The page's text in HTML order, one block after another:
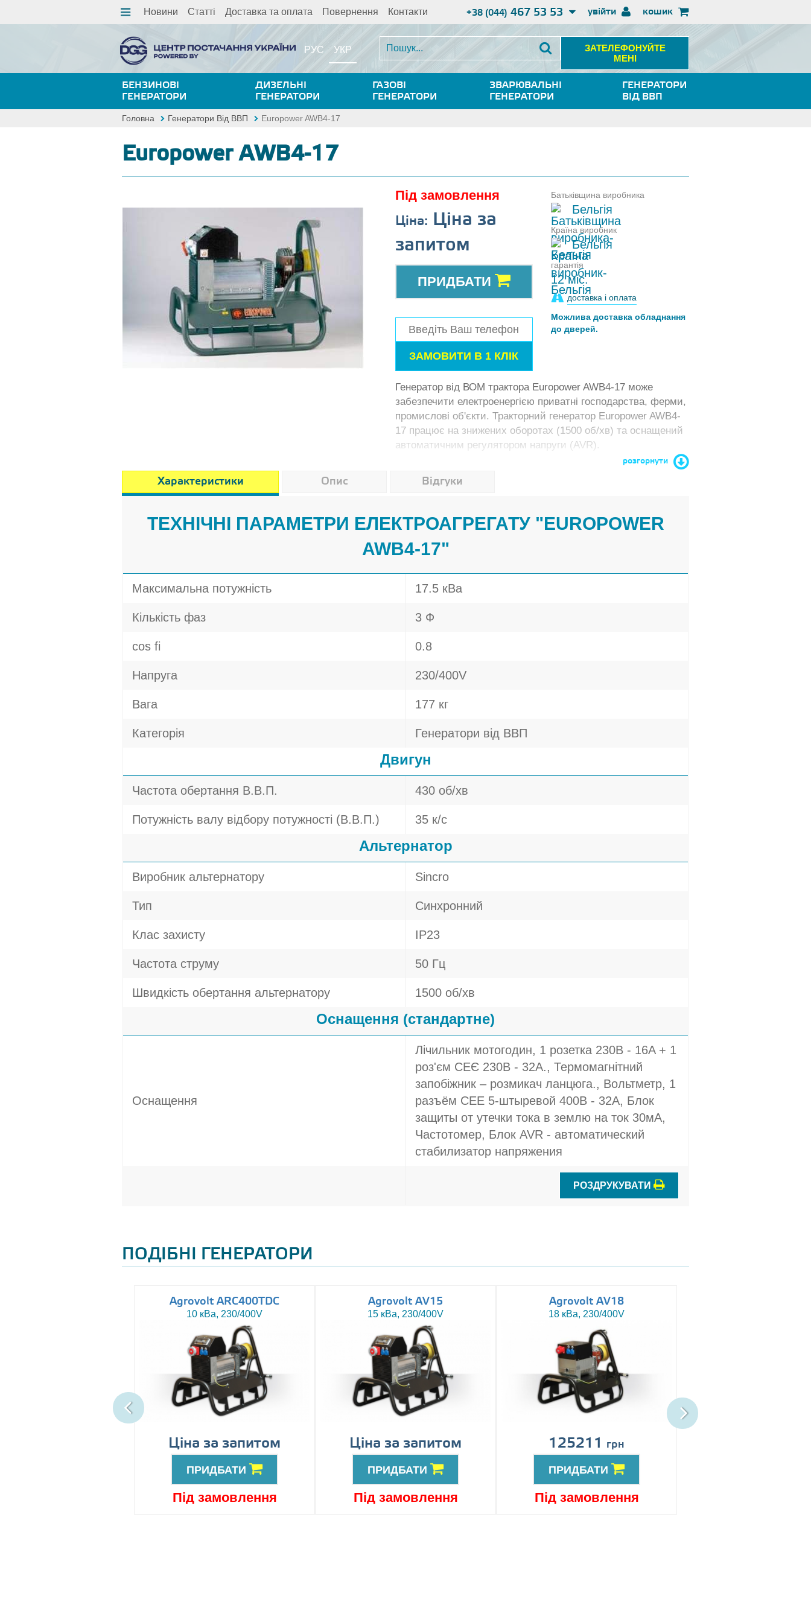
Новини Статті Доставка та оплата Повернення Контакти увійти
+38 (044) 467 53 53 кошик
РУС УКР
ЗАТЕЛЕФОНУЙТЕ
МЕНІ
БЕНЗИНОВІ
ГЕНЕРАТОРИ
ДИЗЕЛЬНІ
ГЕНЕРАТОРИ
ГАЗОВІ
ГЕНЕРАТОРИ
ЗВАРЮВАЛЬНІ
ГЕНЕРАТОРИ
ГЕНЕРАТОРИ
ВІД ВВП
Головна Генератори Від ВВП Europower AWB4-17
Europower AWB4-17
Під замовлення
Ціна: Ціна за
запитом
ПРИДБАТИ
Батьківщина виробника
Бельгія
Країна виробник
Бельгія
гарантія
12 міс.
доставка і оплата
Можлива доставка обладнання
до дверей.
Генератор від ВОМ трактора Europower AWB4-17 може
забезпечити електроенергією приватні господарства, ферми,
промислові об'єкти. Тракторний генератор Europower AWB4-
17 працює на знижених оборотах (1500 об/хв) та оснащений
автоматичним регулятором напруги (AVR).
розгорнути
Характеристики Опис Відгуки
ТЕХНІЧНІ ПАРАМЕТРИ ЕЛЕКТРОАГРЕГАТУ "EUROPOWER
AWB4-17"
Максимальна потужність 17.5 кВа
Кількість фаз 3 Ф
cos fi 0.8
Напруга 230/400V
Вага 177 кг
Категорія Генератори від ВВП
Двигун
Частота обертання В.В.П. 430 об/хв
Потужність валу відбору потужності (В.В.П.) 35 к/с
Альтернатор
Виробник альтернатору Sincro
Тип Синхронний
Клас захисту IP23
Частота струму 50 Гц
Швидкість обертання альтернатору 1500 об/хв
Оснащення (стандартне)
Оснащення
Лічильник мотогодин, 1 розетка 230В - 16A + 1
роз'єм СЕЄ 230В - 32A., Термомагнітний
запобіжник – розмикач ланцюга., Вольтметр, 1
разъём CEE 5-штыревой 400В - 32A, Блок
защиты от утечки тока в землю на ток 30мА,
Частотомер, Блок AVR - автоматический
стабилизатор напряжения
РОЗДРУКУВАТИ
ПОДІБНІ ГЕНЕРАТОРИ
Agrovolt ARC400TDC
10 кВа, 230/400V
Ціна за запитом
ПРИДБАТИ
Під замовлення
Agrovolt AV15
15 кВа, 230/400V
Ціна за запитом
ПРИДБАТИ
Під замовлення
Agrovolt AV18
18 кВа, 230/400V
125211 грн
ПРИДБАТИ
Під замовлення